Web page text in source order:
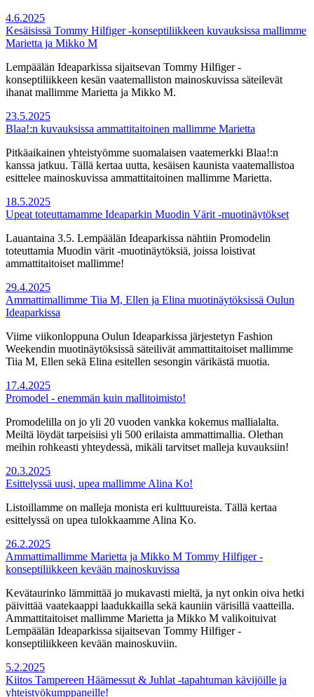
4.6.2025
Kesäisissä Tommy Hilfiger -konseptiliikkeen kuvauksissa mallimme
Marietta ja Mikko M
Lempäälän Ideaparkissa sijaitsevan Tommy Hilfiger -
konseptiliikkeen kesän vaatemalliston mainoskuvissa säteilevät
ihanat mallimme Marietta ja Mikko M.
23.5.2025
Blaa!:n kuvauksissa ammattitaitoinen mallimme Marietta
Pitkäaikainen yhteistyömme suomalaisen vaatemerkki Blaa!:n
kanssa jatkuu. Tällä kertaa uutta, kesäisen kaunista vaatemallistoa
esittelee mainoskuvissa ammattitaitoinen mallimme Marietta.
18.5.2025
Upeat toteuttamamme Ideaparkin Muodin Värit -muotinäytökset
Lauantaina 3.5. Lempäälän Ideaparkissa nähtiin Promodelin
toteuttamia Muodin värit -muotinäytöksiä, joissa loistivat
ammattitaitoiset mallimme!
29.4.2025
Ammattimallimme Tiia M, Ellen ja Elina muotinäytöksissä Oulun
Ideaparkissa
Viime viikonloppuna Oulun Ideaparkissa järjestetyn Fashion
Weekendin muotinäytöksissä säteilivät ammattitaitoiset mallimme
Tiia M, Ellen sekä Elina esitellen sesongin värikästä muotia.
17.4.2025
Promodel - enemmän kuin mallitoimisto!
Promodelilla on jo yli 20 vuoden vankka kokemus mallialalta.
Meiltä löydät tarpeisiisi yli 500 erilaista ammattimallia. Olethan
meihin rohkeasti yhteydessä, mikäli tarvitset malleja kuvauksiin!
20.3.2025
Esittelyssä uusi, upea mallimme Alina Ko!
Listoillamme on malleja monista eri kulttuureista. Tällä kertaa
esittelyssä on upea tulokkaamme Alina Ko.
26.2.2025
Ammattimallimme Marietta ja Mikko M Tommy Hilfiger -
konseptiliikkeen kevään mainoskuvissa
Kevätaurinko lämmittää jo mukavasti mieltä, ja nyt onkin oiva hetki
päivittää vaatekaappi laadukkailla sekä kauniin värisillä vaatteilla.
Ammattitaitoiset mallimme Marietta ja Mikko M valikoituivat
Lempäälän Ideaparkissa sijaitsevan Tommy Hilfiger -
konseptiliikkeen kevään mainoskuviin.
5.2.2025
Kiitos Tampereen Häämessut & Juhlat -tapahtuman kävijöille ja
yhteistyökumppaneille!